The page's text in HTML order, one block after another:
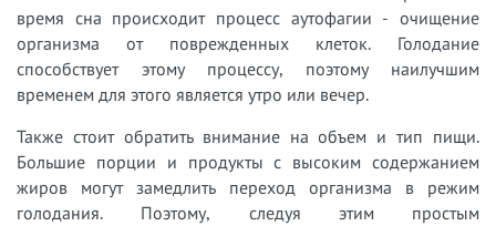
время сна происходит процесс аутофагии - очищение
организма от поврежденных клеток. Голодание
способствует этому процессу, поэтому наилучшим
временем для этого является утро или вечер.
Также стоит обратить внимание на объем и тип пищи.
Большие порции и продукты с высоким содержанием
жиров могут замедлить переход организма в режим
голодания. Поэтому, следуя этим простым